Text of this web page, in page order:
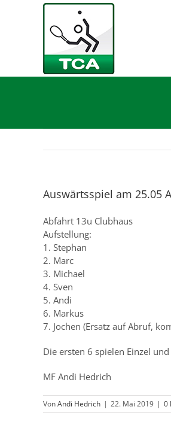
Auswärtsspiel am 25.05
Abfahrt 13u Clubhaus
Aufstellung:
1. Stephan
2. Marc
3. Michael
4. Sven
5. Andi
6. Markus
7. Jochen (Ersatz auf Abruf,
Die ersten 6 spielen Einzel
MF Andi Hedrich
VonAndi Hedrich | 22. Mai 2019 | 0